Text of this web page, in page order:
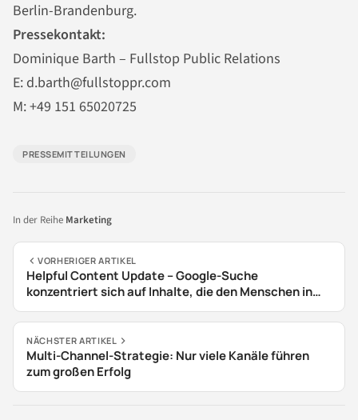
Berlin-Brandenburg.
Pressekontakt:
Dominique Barth – Fullstop Public Relations
E: d.barth@fullstoppr.com
M: +49 151 65020725
PRESSEMITTEILUNGEN
In der Reihe Marketing
VORHERIGER ARTIKEL
Helpful Content Update – Google-Suche
konzentriert sich auf Inhalte, die den Menschen in
den Mittelpunkt stellen.
NÄCHSTER ARTIKEL
Multi-Channel-Strategie: Nur viele Kanäle führen
zum großen Erfolg